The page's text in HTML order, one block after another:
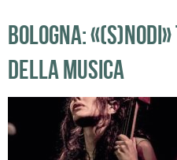
BOLOGNA:
DELLA MUSICA